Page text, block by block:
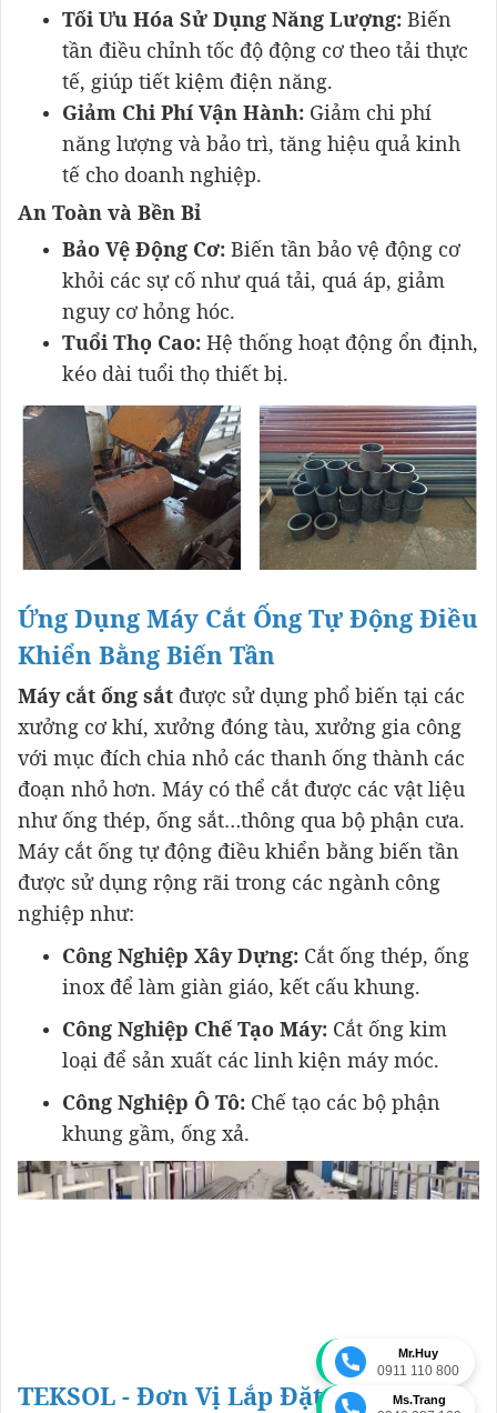
Mr.Huy
0911 110 800
Ms.Trang
Tối Ưu Hóa Sử Dụng Năng Lượng: Biến
tần điều chỉnh tốc độ động cơ theo tải thực
tế, giúp tiết kiệm điện năng.
Giảm Chi Phí Vận Hành: Giảm chi phí
năng lượng và bảo trì, tăng hiệu quả kinh
tế cho doanh nghiệp.
An Toàn và Bền Bỉ
Bảo Vệ Động Cơ: Biến tần bảo vệ động cơ
khỏi các sự cố như quá tải, quá áp, giảm
nguy cơ hỏng hóc.
Tuổi Thọ Cao: Hệ thống hoạt động ổn định,
kéo dài tuổi thọ thiết bị.
Ứng Dụng Máy Cắt Ống Tự Động Điều
Khiển Bằng Biến Tần
Máy cắt ống sắt được sử dụng phổ biến tại các
xưởng cơ khí, xưởng đóng tàu, xưởng gia công
với mục đích chia nhỏ các thanh ống thành các
đoạn nhỏ hơn. Máy có thể cắt được các vật liệu
như ống thép, ống sắt…thông qua bộ phận cưa.
Máy cắt ống tự động điều khiển bằng biến tần
được sử dụng rộng rãi trong các ngành công
nghiệp như:
Công Nghiệp Xây Dựng: Cắt ống thép, ống
inox để làm giàn giáo, kết cấu khung.
Công Nghiệp Chế Tạo Máy: Cắt ống kim
loại để sản xuất các linh kiện máy móc.
Công Nghiệp Ô Tô: Chế tạo các bộ phận
khung gầm, ống xả.
TEKSOL - Đơn Vị Lắp Đặt Tủ Điện